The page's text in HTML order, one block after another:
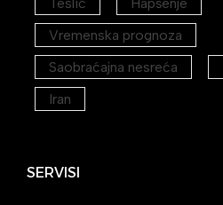
Vremenska prognoza
Saobraćajna nesreća
Iran
SERVISI